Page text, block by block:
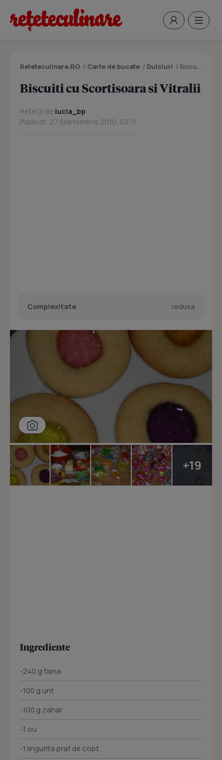
Reteteculinare.RO / Carte de bucate / Dulciuri / Biscuiti cu Scortisoara si Vitralii
Biscuiti cu Scortisoara si Vitralii
Rețetă de lucia_bp
Publicat: 27 Septembrie 2010, 03:11
Complexitate redusa
+19
Ingrediente
-240 g faina
-100 g unt
-100 g zahar
-1 ou
-1 lingurita praf de copt